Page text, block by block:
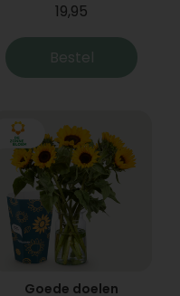
19,95
Bestel
Goede doelen